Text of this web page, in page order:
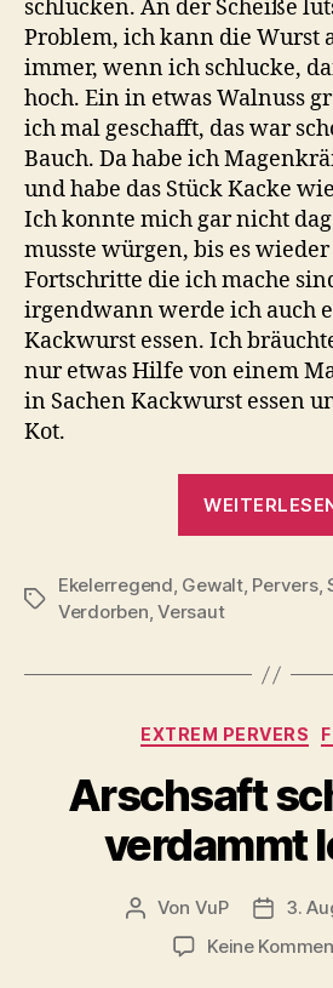
schlucken. An der Scheiße
Problem, ich kann die Wurst
immer, wenn ich schlucke,
hoch. Ein in etwas Walnuss
ich mal geschafft, das war
Bauch. Da habe ich
und habe das Stück Kacke
Ich konnte mich gar nicht
musste würgen, bis es
Fortschritte die ich mache
irgendwann werde ich auch
Kackwurst essen. Ich
nur etwas Hilfe von einem
in Sachen Kackwurst essen
Kot.
Schlagwörter
Ekelerregend, Gewalt, Pervers,
Verdorben,Versaut
EXTREM PERVERS
Arschsaft
verdammt
Beitragsautor
Von VuP
3.
Keine